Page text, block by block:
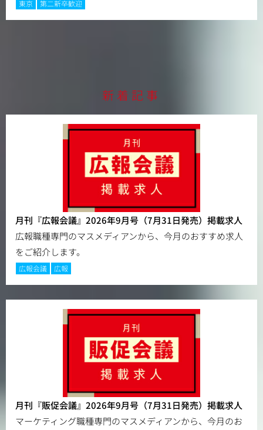
東京 第二新卒歓迎
新着記事
月刊『広報会議』2026年9月号（7月31日発売）掲載求人
広報職種専門のマスメディアンから、今月のおすすめ求人
をご紹介します。
広報会議 広報
月刊『販促会議』2026年9月号（7月31日発売）掲載求人
マーケティング職種専門のマスメディアンから、今月のお